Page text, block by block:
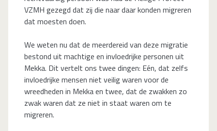
VZMH gezegd dat zij die naar daar konden migreren
dat moesten doen.
We weten nu dat de meerdereid van deze migratie
bestond uit machtige en invloedrijke personen uit
Mekka. Dit vertelt ons twee dingen: Eén, dat zelfs
invloedrijke mensen niet veilig waren voor de
wreedheden in Mekka en twee, dat de zwakken zo
zwak waren dat ze niet in staat waren om te
migreren.